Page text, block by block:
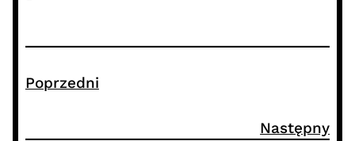
Poprzedni
Następny